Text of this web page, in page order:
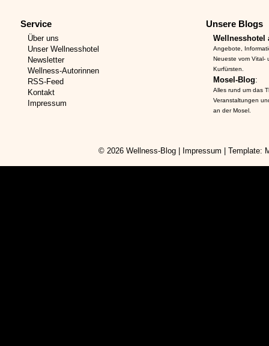
Service
Über uns
Unser Wellnesshotel
Newsletter
Wellness-Autorinnen
RSS-Feed
Kontakt
Impressum
Unsere Blogs
Wellnesshotel
Angebote,
Neueste vom Vital-
Kurfürsten.
Mosel-Blog:
Alles rund um das
Veranstaltungen
an der Mosel.
© 2026 Wellness-Blog Impressum | Template: